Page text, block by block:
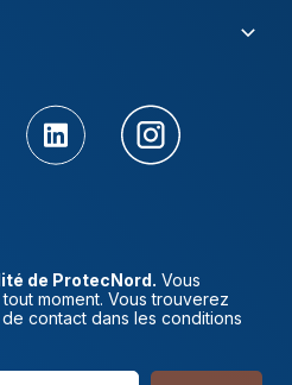
de ProtecNord. Vous
moment. Vous trouverez
contact dans les conditions